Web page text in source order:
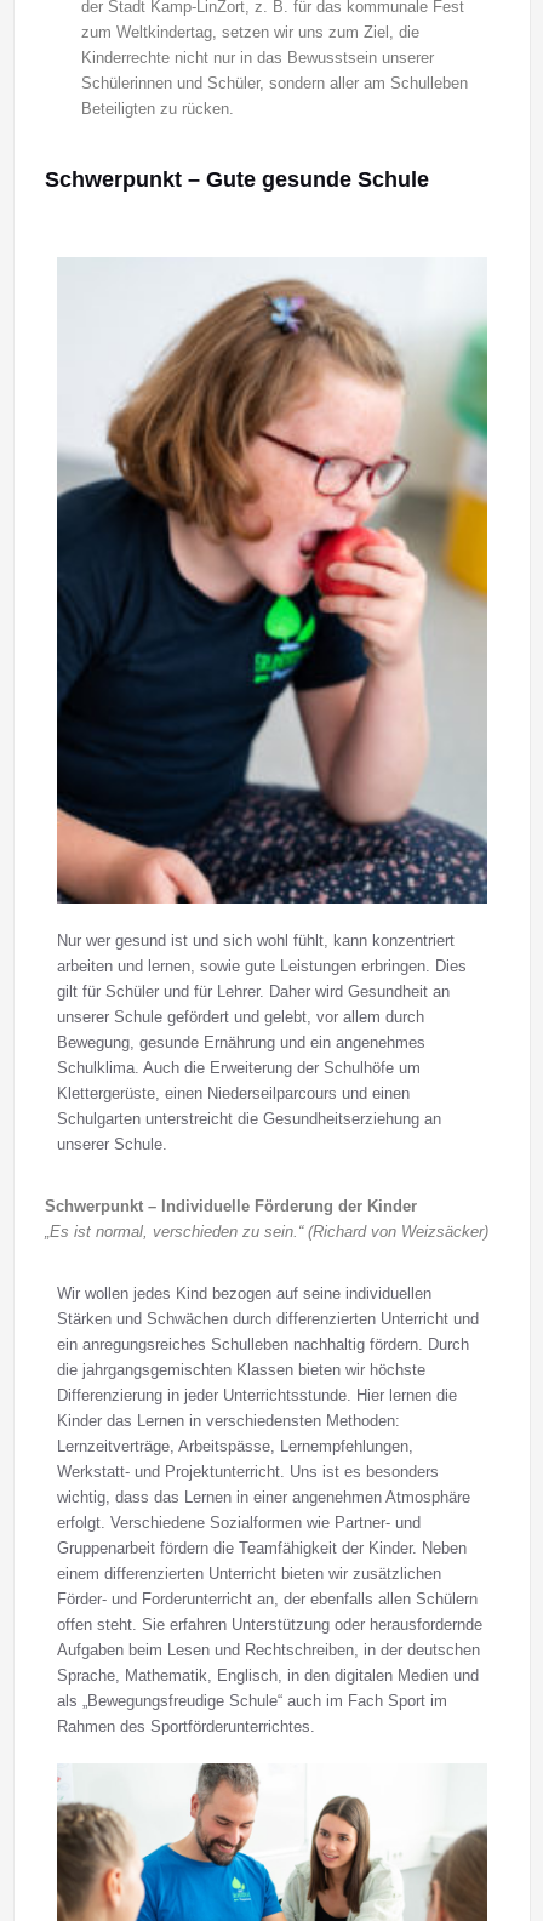
der Stadt Kamp-LinZort, z. B. für das kommunale Fest
zum Weltkindertag, setzen wir uns zum Ziel, die
Kinderrechte nicht nur in das Bewusstsein unserer
Schülerinnen und Schüler, sondern aller am Schulleben
Beteiligten zu rücken.
Schwerpunkt – Gute gesunde Schule
Nur wer gesund ist und sich wohl fühlt, kann konzentriert
arbeiten und lernen, sowie gute Leistungen erbringen. Dies
gilt für Schüler und für Lehrer. Daher wird Gesundheit an
unserer Schule gefördert und gelebt, vor allem durch
Bewegung, gesunde Ernährung und ein angenehmes
Schulklima. Auch die Erweiterung der Schulhöfe um
Klettergerüste, einen Niederseilparcours und einen
Schulgarten unterstreicht die Gesundheitserziehung an
unserer Schule.
Schwerpunkt – Individuelle Förderung der Kinder
„Es ist normal, verschieden zu sein.“ (Richard von Weizsäcker)
Wir wollen jedes Kind bezogen auf seine individuellen
Stärken und Schwächen durch differenzierten Unterricht und
ein anregungsreiches Schulleben nachhaltig fördern. Durch
die jahrgangsgemischten Klassen bieten wir höchste
Differenzierung in jeder Unterrichtsstunde. Hier lernen die
Kinder das Lernen in verschiedensten Methoden:
Lernzeitverträge, Arbeitspässe, Lernempfehlungen,
Werkstatt- und Projektunterricht. Uns ist es besonders
wichtig, dass das Lernen in einer angenehmen Atmosphäre
erfolgt. Verschiedene Sozialformen wie Partner- und
Gruppenarbeit fördern die Teamfähigkeit der Kinder. Neben
einem differenzierten Unterricht bieten wir zusätzlichen
Förder- und Forderunterricht an, der ebenfalls allen Schülern
offen steht. Sie erfahren Unterstützung oder herausfordernde
Aufgaben beim Lesen und Rechtschreiben, in der deutschen
Sprache, Mathematik, Englisch, in den digitalen Medien und
als „Bewegungsfreudige Schule“ auch im Fach Sport im
Rahmen des Sportförderunterrichtes.